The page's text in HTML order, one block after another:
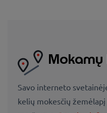
Savo interneto
kelių mokesčių